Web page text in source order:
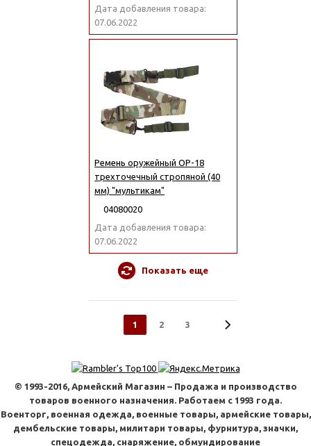
Дата добавления товара:
07.06.2022
Ремень оружейный ОР-18
трехточечный стропяной (40
мм) "мультикам"
04080020
Дата добавления товара:
07.06.2022
Показать еще
1 2 3
© 1993-2016, Армейский Магазин – Продажа и производство
товаров военного назначения. Работаем с 1993 года.
Военторг, военная одежда, военные товары, армейские товары,
дембельские товары, милитари товары, фурнитура, значки,
спецодежда, снаряжение, обмундирование